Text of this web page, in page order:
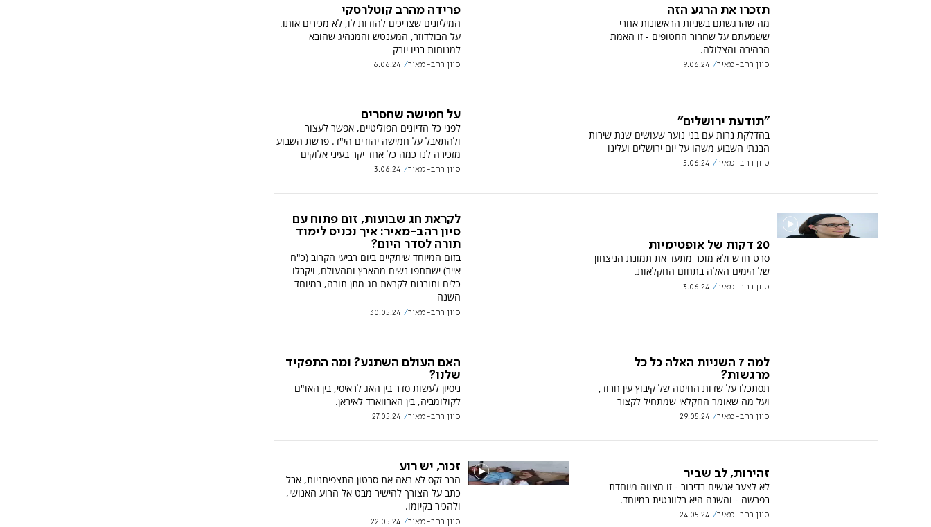
תזכרו את הרגע הזה
מה שהרגשתם בשניות הראשונות אחרי
ששמעתם על שחרור החטופים - זו האמת
הבהירה והצלולה.
סיון רהב-מאיר 9.06.24
פרידה מהרב קוטלרסקי
המיליונים שצריכים להודות לו, לא מכירים אותו.
על הבולדוזר, המענטש והמנהיג שהובא
למנוחות בניו יורק
סיון רהב-מאיר 6.06.24
"תודעת ירושלים"
בהדלקת נרות עם בני נוער שעושים שנת שירות
הבנתי השבוע משהו על יום ירושלים ועלינו
סיון רהב-מאיר 5.06.24
על חמישה שחסרים
לפני כל הדיונים הפוליטיים, אפשר לעצור
ולהתאבל על חמישה יהודים הי"ד. פרשת השבוע
מזכירה לנו כמה כל אחד יקר בעיני אלוקים
סיון רהב-מאיר 3.06.24
20 דקות של אופטימיות
סרט חדש ולא מוכר מתעד את תמונת הניצחון
של הימים האלה בתחום החקלאות.
סיון רהב-מאיר 3.06.24
לקראת חג שבועות, זום פתוח עם
סיון רהב-מאיר: איך נכניס לימוד
תורה לסדר היום?
בזום המיוחד שיתקיים ביום רביעי הקרוב (כ"ח
אייר) ישתתפו נשים מהארץ ומהעולם, ויקבלו
כלים ותובנות לקראת חג מתן תורה, במיוחד
השנה
סיון רהב-מאיר 30.05.24
למה 7 השניות האלה כל כל
מרגשות?
תסתכלו על שדות החיטה של קיבוץ עין חרוד,
ועל מה שאומר החקלאי שמתחיל לקצור
סיון רהב-מאיר 29.05.24
האם העולם השתגע? ומה התפקיד
שלנו?
ניסיון לעשות סדר בין האג לראיסי, בין האו"ם
לקולומביה, בין הארווארד לאיראן.
סיון רהב-מאיר 27.05.24
זהירות, לב שביר
לא לצער אנשים בדיבור - זו מצווה מיוחדת
בפרשה - והשנה היא רלוונטית במיוחד.
סיון רהב-מאיר 24.05.24
זכור, יש רוע
הרב זקס לא ראה את סרטון התצפיתניות, אבל
כתב על הצורך להישיר מבט אל הרוע האנושי,
ולהכיר בקיומו.
סיון רהב-מאיר 22.05.24